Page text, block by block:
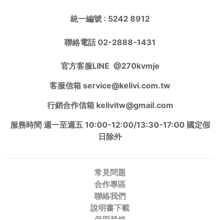
統一編號 : 5242 8912
聯絡電話 02-2888-1431
官方客服LINE @270kvmje
客服信箱 service@kelivi.com.tw
行銷合作信箱 kelivitw@gmail.com
服務時間 週一至週五 10:00-12:00/13:30-17:00 國定假
日除外
常見問題
合作專區
聯絡我們
說明書下載